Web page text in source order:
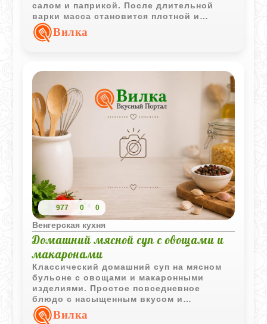
салом и паприкой. После длительной
варки масса становится плотной и
хорошо держит форму, позволяя
нарезать её аккуратными ломтиками.
Вилка
977 0 0
Венгерская кухня
Домашний мясной суп с овощами и
макаронами
Классический домашний суп на мясном
бульоне с овощами и макаронными
изделиями. Простое повседневное
блюдо с насыщенным вкусом и
привычным набором ингредиентов.
Вилка